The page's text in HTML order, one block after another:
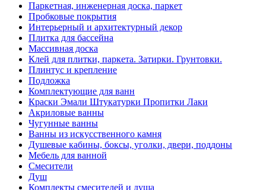
Паркетная, инженерная доска, паркет
Пробковые покрытия
Интерьерный и архитектурный декор
Плитка для бассейна
Массивная доска
Клей для плитки, паркета. Затирки. Грунтовки.
Плинтус и крепление
Подложка
Комплектующие для ванн
Краски Эмали Штукатурки Пропитки Лаки
Акриловые ванны
Чугунные ванны
Ванны из искусственного камня
Душевые кабины, боксы, уголки, двери, поддоны
Мебель для ванной
Смесители
Душ
Комплекты смесителей и душа